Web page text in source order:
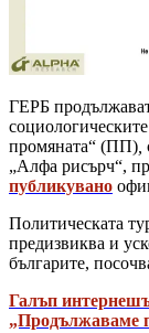
ГЕРБ
промяната“ (ПП)
„Алфа рисърч“,
публикувано
Политическата
предизвиква и
българите,
Галъп
„Продължаваме